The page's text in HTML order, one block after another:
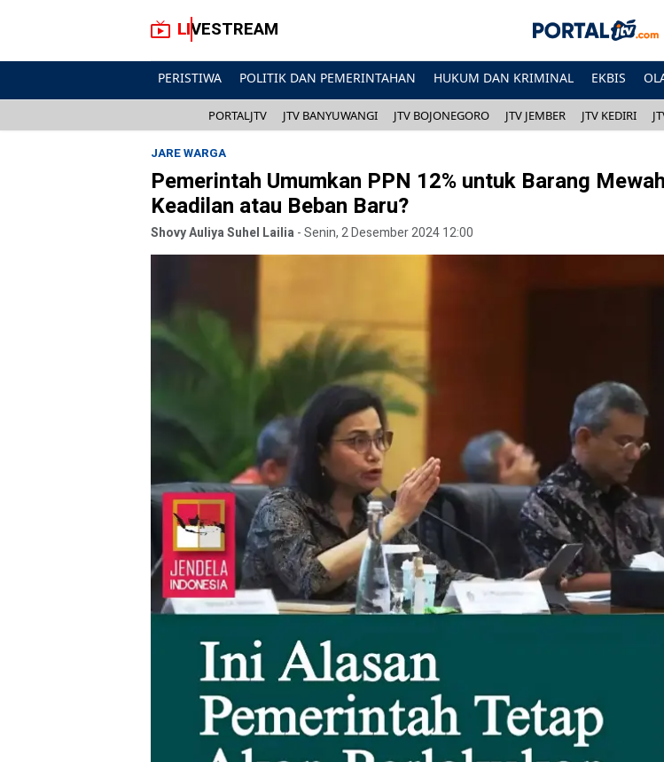
LIVESTREAM
PERISTIWA POLITIK DAN PEMERINTAHAN HUKUM DAN KRIMINAL EKBIS
PORTALJTV JTV BANYUWANGI JTV BOJONEGORO JTV JEMBER JTV KEDIRI
JARE WARGA
Pemerintah Umumkan PPN 12% untuk Barang
Keadilan atau Beban Baru?
Shovy Auliya Suhel Lailia-Senin, 2 Desember 2024 12:00